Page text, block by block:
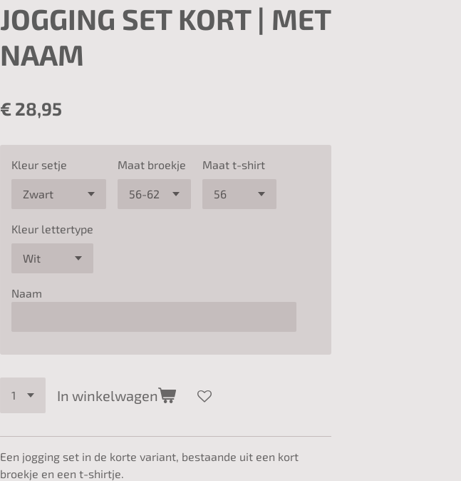
JOGGING SET KORT | MET
NAAM
€ 28,95
Kleur setje Maat broekje Maat t-shirt
Kleur lettertype
Naam
In winkelwagen
Een jogging set in de korte variant, bestaande uit een kort
broekje en een t-shirtje.